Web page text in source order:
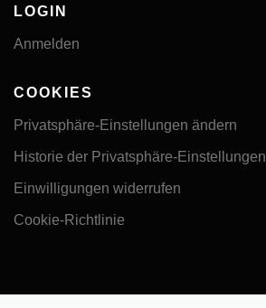
LOGIN
Anmelden
COOKIES
Privatsphäre-Einstellungen ändern
Historie der Privatsphäre-Einstellungen
Einwilligungen widerrufen
Cookie-Richtlinie